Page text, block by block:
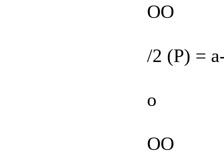
OO
/2 (P) =
о
OO